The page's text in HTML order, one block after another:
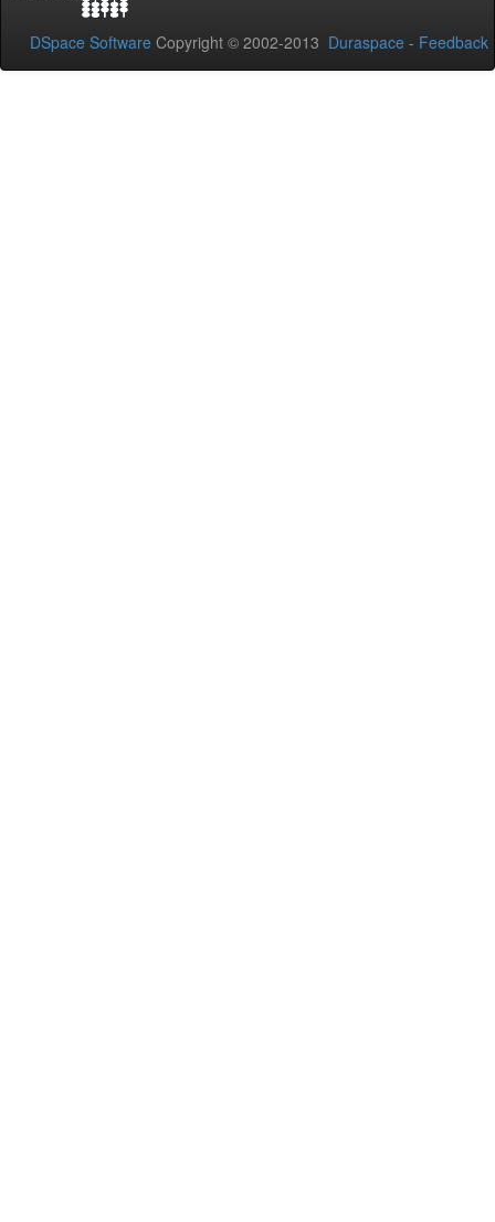
DSpace Software Copyright © 2002-2013 Duraspace - Feedback